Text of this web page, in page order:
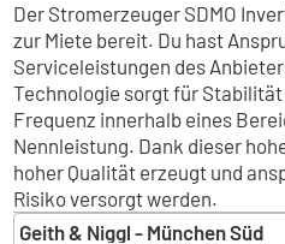
Der Stromerzeuger SDMO
zur Miete bereit. Du hast
Serviceleistungen des
Technologie sorgt für Stabilität
Frequenz innerhalb eines
Nennleistung. Dank dieser
hoher Qualität erzeugt und
Risiko versorgt werden.
Geith & Niggl - München Süd